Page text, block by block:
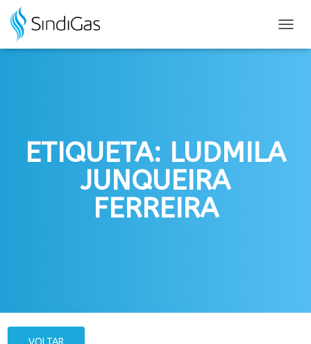
for:
ETIQUETA: LUDMILA
JUNQUEIRA
FERREIRA